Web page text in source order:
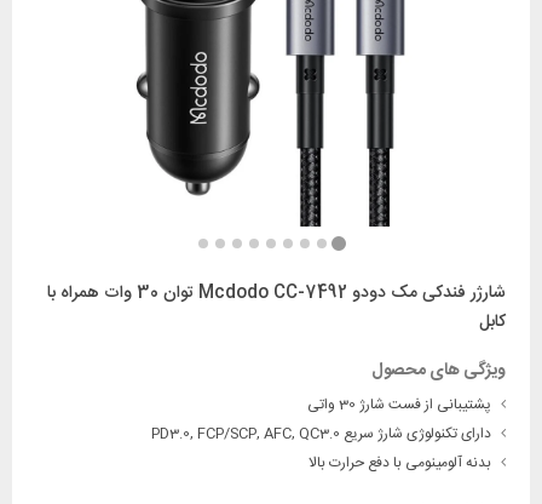
شارژر فندکی مک دودو Mcdodo CC-7492 توان 30 وات همراه با
کابل
ویژگی های محصول
پشتیبانی از فست شارژ 30 واتی
دارای تکنولوژی شارژ سریع PD3.0, FCP/SCP, AFC, QC3.0
بدنه آلومینومی با دفع حرارت بالا